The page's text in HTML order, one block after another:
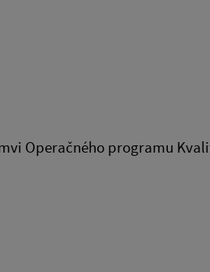
Operačného programu